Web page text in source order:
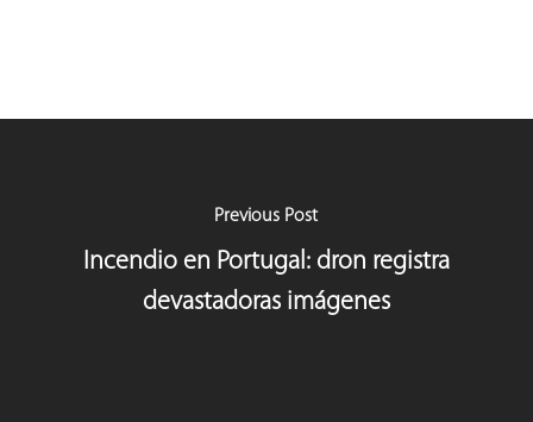
Previous Post
Incendio en Portugal: dron registra
devastadoras imágenes